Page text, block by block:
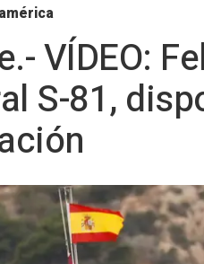
VÍDEO:
S-81,